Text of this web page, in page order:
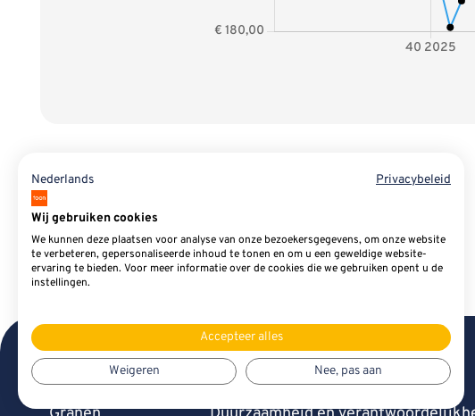
Producten Inspiratieblog
Nederlands Privacybeleid
Wij gebruiken cookies
We kunnen deze plaatsen voor analyse van onze bezoekersgegevens, om onze website
te verbeteren, gepersonaliseerde inhoud te tonen en om u een geweldige website-
ervaring te bieden. Voor meer informatie over de cookies die we gebruiken opent u de
instellingen.
Accepteer alles
Weigeren Nee, pas aan